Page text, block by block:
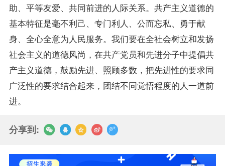
助、平等友爱、共同前进的人际关系。共产主义道德的
基本特征是毫不利己、专门利人、公而忘私、勇于献
身、全心全意为人民服务。我们要在全社会树立和发扬
社会主义的道德风尚，在共产党员和先进分子中提倡共
产主义道德，鼓励先进、照顾多数，把先进性的要求同
广泛性的要求结合起来，团结不同觉悟程度的人一道前
进。
分享到: